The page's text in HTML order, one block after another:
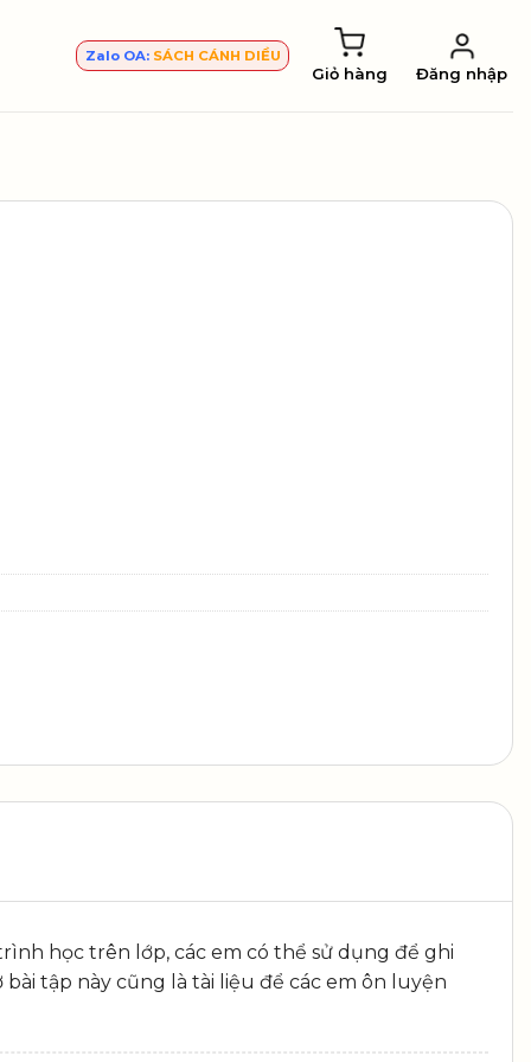
Zalo OA: SÁCH CÁNH DIỀU
Giỏ hàng Đăng nhập
học trên lớp, các em có thể sử dụng để ghi
tập này cũng là tài liệu để các em ôn luyện